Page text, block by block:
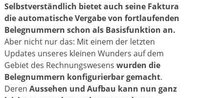
Selbstverständlich bietet auch seine Faktura
die automatische Vergabe von fortlaufenden
Belegnummern schon als Basisfunktion an.
Aber nicht nur das: Mit einem der letzten
Updates unseres kleinen Wunders auf dem
Gebiet des Rechnungswesens wurden die
Belegnummern konfigurierbar gemacht.
Deren Aussehen und Aufbau kann nun ganz